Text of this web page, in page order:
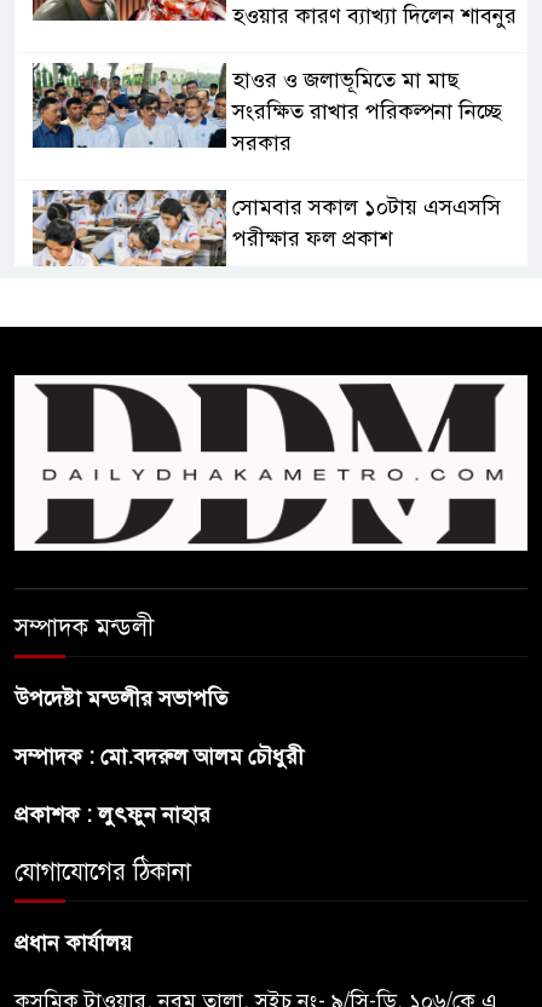
হওয়ার কারণ ব্যাখ্যা দিলেন শাবনুর
হাওর ও জলাভূমিতে মা মাছ
সংরক্ষিত রাখার পরিকল্পনা নিচ্ছে
সরকার
সোমবার সকাল ১০টায় এসএসসি
পরীক্ষার ফল প্রকাশ
প্রধানমন্ত্রী
ফিফা সভাপতির বিরুদ্ধে এবার
‘নারী সংক্রান্ত অভিযোগ
ছেলেকে নিয়ে রোনালদোর যে বড়
ট্রাম্পের ৪০ কোটি ডলারের ‘বলরুম
সম্পাদক মন্ডলী
উপদেষ্টা মন্ডলীর সভাপতি
সম্পাদক : মো.বদরুল আলম চৌধুরী
প্রকাশক : লুৎফুন নাহার
যোগাযোগের ঠিকানা
প্রধান কার্যালয়
কসমিক টাওয়ার, নবম তালা, সুইচ নং- ৯/সি-ডি, ১০৬/কে এ